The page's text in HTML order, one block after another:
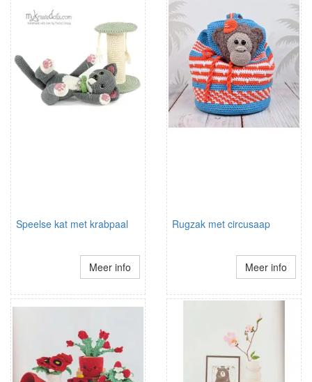
Speelse kat met krabpaal
Meer info
Rugzak met circusaap
Meer info